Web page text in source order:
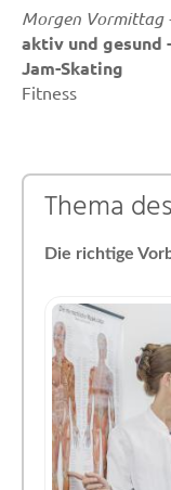
Morgen Vormittag
aktiv und gesund
Jam-Skating
Fitness
Thema
Die richtige